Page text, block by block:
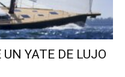
YATE DE LUJO